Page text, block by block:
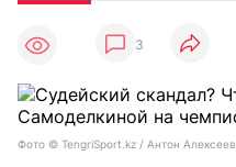
3
Фото ©️ TengriSport.kz / Антон Алексеев